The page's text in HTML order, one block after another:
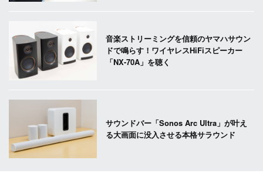
音楽ストリーミングを信頼のヤマハサウン
ドで鳴らす！ワイヤレスHiFiスピーカー
「NX-70A」を聴く
サウンドバー「Sonos Arc Ultra」が叶え
る大画面に没入させる本格サラウンド